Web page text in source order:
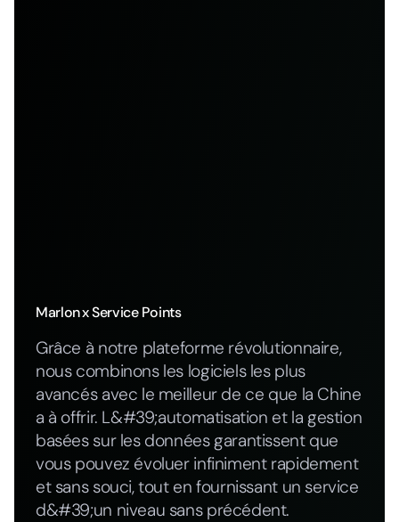
Marlonx Service Points
Grâce à notre plateforme révolutionnaire,
nous combinons les logiciels les plus
avancés avec le meilleur de ce que la Chine
a à offrir. L&#39;automatisation et la gestion
basées sur les données garantissent que
vous pouvez évoluer infiniment rapidement
et sans souci, tout en fournissant un service
d&#39;un niveau sans précédent.